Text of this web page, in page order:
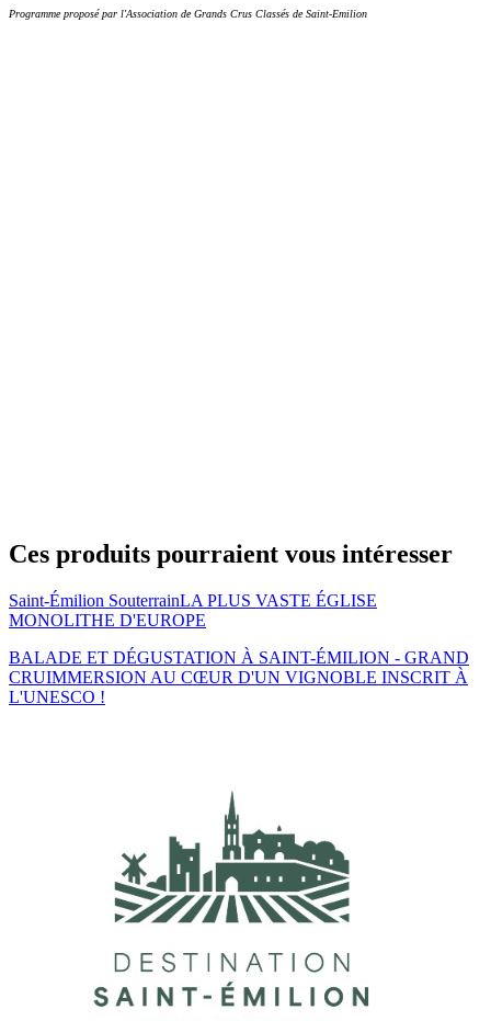
Programme proposé par l'Association de Grands Crus Classés de Saint-Emilion
Ces produits pourraient vous intéresser
Saint-Émilion SouterrainLA PLUS VASTE ÉGLISE
MONOLITHE D'EUROPE
BALADE ET DÉGUSTATION À SAINT-ÉMILION - GRAND
CRUIMMERSION AU CŒUR D'UN VIGNOBLE INSCRIT À
L'UNESCO !